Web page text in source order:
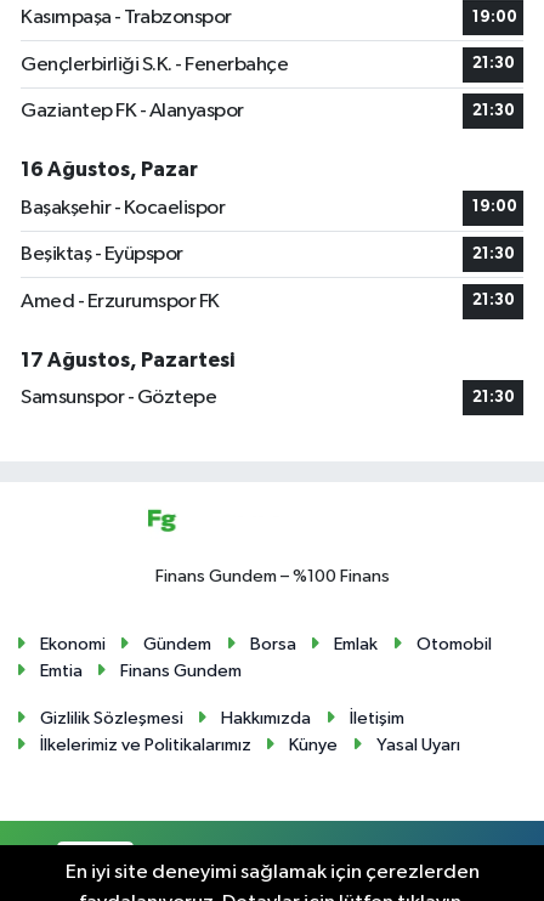
Kasımpaşa - Trabzonspor 19:00
Gençlerbirliği S.K. - Fenerbahçe 21:30
Gaziantep FK - Alanyaspor 21:30
16 Ağustos, Pazar
Başakşehir - Kocaelispor
19:00
Beşiktaş - Eyüpspor 21:30
Amed - Erzurumspor FK 21:30
17 Ağustos, Pazartesi
Samsunspor - Göztepe
21:30
Finans Gundem – %100 Finans
Ekonomi Gündem Borsa Emlak
Otomobil
Emtia
Finans Gundem
Gizlilik Sözleşmesi Hakkımızda
İletişim
İlkelerimiz ve Politikalarımız
Künye Yasal Uyarı
En iyi site deneyimi sağlamak için çerezlerden